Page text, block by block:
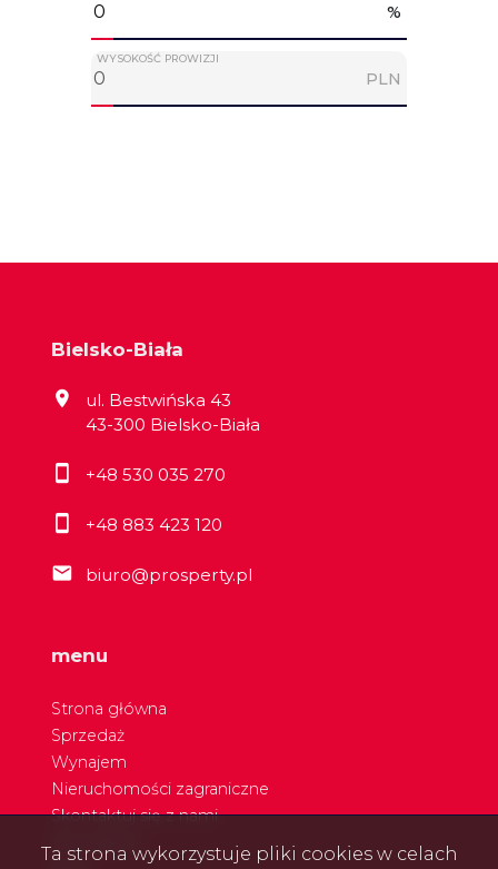
%
WYSOKOŚĆ PROWIZJI
PLN
Bielsko-Biała
ul. Bestwińska 43
43-300 Bielsko-Biała
+48 530 035 270
+48 883 423 120
biuro@prosperty.pl
menu
Strona główna
Sprzedaż
Wynajem
Nieruchomości zagraniczne
Skontaktuj się z nami
Ta strona wykorzystuje pliki cookies w celach